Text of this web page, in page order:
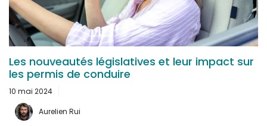
Les nouveautés législatives et leur impact sur
les permis de conduire
10 mai 2024
Aurelien Rui